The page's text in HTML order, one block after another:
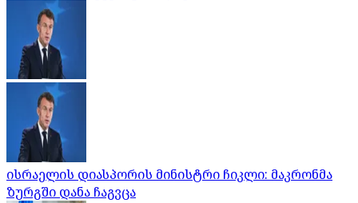
ისრაელის დიასპორის მინისტრი ჩიკლი: მაკრონმა
ზურგში დანა ჩაგვცა